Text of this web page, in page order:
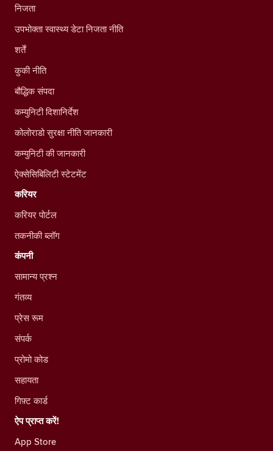
निजता
उपभोक्ता स्वास्थ्य डेटा निजता नीति
शर्तें
कुकी नीति
बौद्धिक संपदा
कम्युनिटी दिशानिर्देश
कोलोराडो सुरक्षा नीति जानकारी
कम्युनिटी की जानकारी
ऐक्सेसिबिलिटी स्टेटमेंट
करियर
करियर पोर्टल
तकनीकी ब्लॉग
कंपनी
सामान्य प्रश्न
गंतव्य
प्रेस रूम
संपर्क
प्रोमो कोड
सहायता
गिफ़्ट कार्ड
ऐप प्राप्त करें!
App Store